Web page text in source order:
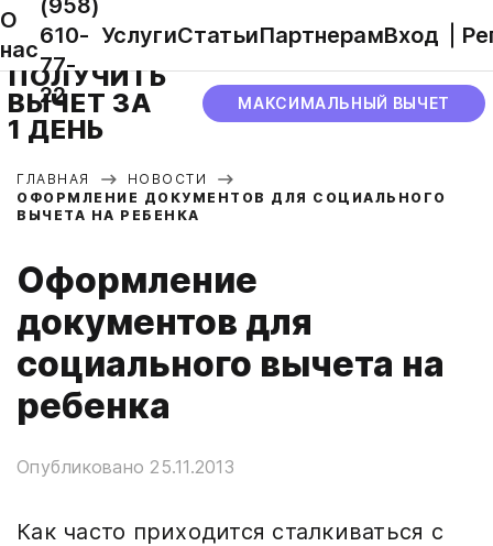
О
нас
610-
77-
22
УслугиСтатьиПартнерамВход
ПОЛУЧИТЬ
ВЫЧЕТ ЗА
1 ДЕНЬ
МАКСИМАЛЬНЫЙ ВЫЧЕТ
ГЛАВНАЯ
НОВОСТИ
ОФОРМЛЕНИЕ ДОКУМЕНТОВ ДЛЯ СОЦИАЛЬНОГО
ВЫЧЕТА НА РЕБЕНКА
Оформление
документов для
социального вычета на
ребенка
Опубликовано 25.11.2013
Как часто приходится сталкиваться с